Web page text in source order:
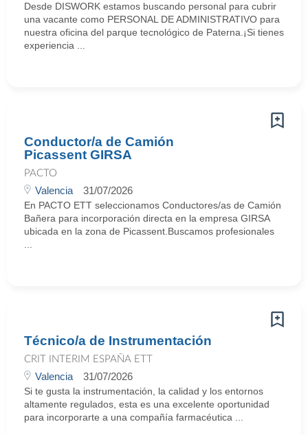
Desde DISWORK estamos buscando personal para cubrir
una vacante como PERSONAL DE ADMINISTRATIVO para
nuestra oficina del parque tecnológico de Paterna.¡Si tienes
experiencia ...
Conductor/a de Camión
Picassent GIRSA
PACTO
Valencia 31/07/2026
En PACTO ETT seleccionamos Conductores/as de Camión
Bañera para incorporación directa en la empresa GIRSA
ubicada en la zona de Picassent.Buscamos profesionales
Técnico/a de Instrumentación
CRIT INTERIM ESPAÑA ETT
Valencia 31/07/2026
Si te gusta la instrumentación, la calidad y los entornos
altamente regulados, esta es una excelente oportunidad
para incorporarte a una compañía farmacéutica ...